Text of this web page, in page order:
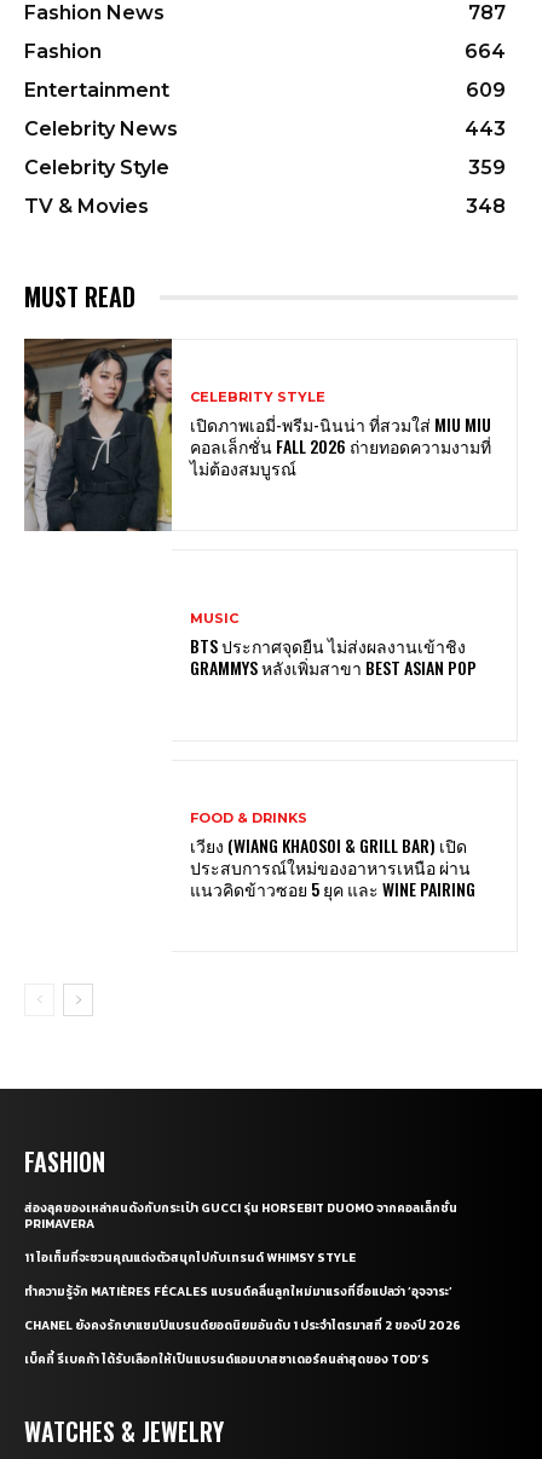
Fashion News
787
Fashion
664
Entertainment
609
Celebrity News
443
Celebrity Style
359
TV & Movies
348
MUST READ
CELEBRITY STYLE
เปิดภาพเอมี่-พรีม-นินน่า ที่สวมใส่ MIU MIU
คอลเล็กชั่น FALL 2026 ถ่ายทอดความงามที่
ไม่ต้องสมบูรณ์
MUSIC
BTS ประกาศจุดยืน ไม่ส่งผลงานเข้าชิง
GRAMMYS หลังเพิ่มสาขา BEST ASIAN POP
FOOD & DRINKS
เวียง (WIANG KHAOSOI & GRILL BAR) เปิด
ประสบการณ์ใหม่ของอาหารเหนือ ผ่าน
แนวคิดข้าวซอย 5 ยุค และ WINE PAIRING
FASHION
ส่องลุคของเหล่าคนดังกับกระเป๋า GUCCI รุ่น HORSEBIT DUOMO จากคอลเล็กชั่น
PRIMAVERA
11 ไอเท็มที่จะชวนคุณแต่งตัวสนุกไปกับเทรนด์ WHIMSY STYLE
ทำความรู้จัก MATIÈRES FÉCALES แบรนด์คลื่นลูกใหม่มาแรงที่ชื่อแปลว่า ‘อุจจาระ’
CHANEL ยังคงรักษาแชมป์แบรนด์ยอดนิยมอันดับ 1 ประจำไตรมาสที่ 2 ของปี 2026
เบ็คกี้ รีเบคก้า ได้รับเลือกให้เป็นแบรนด์แอมบาสซาเดอร์คนล่าสุดของ TOD’S
WATCHES & JEWELRY